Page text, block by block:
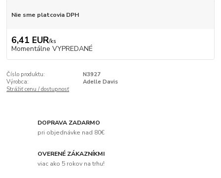
Nie sme platcovia DPH
6,41 EUR/ks
Momentálne VYPREDANÉ
Číslo produktu:
N3927
Výrobca:
Adelle Davis
Strážiť cenu / dostupnosť
DOPRAVA ZADARMO
pri objednávke nad 80€
OVERENÉ ZÁKAZNÍKMI
viac ako 5 rokov na trhu!